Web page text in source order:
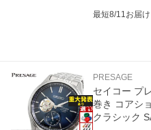
最短8/11お届け
PRESAGE
セイコー プ
巻き コアシ
クラシック